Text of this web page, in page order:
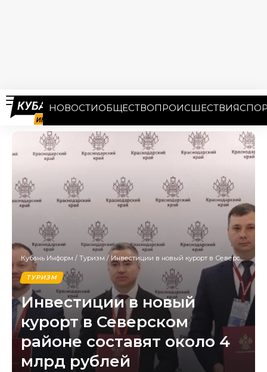
НОВОСТИОБЩЕСТВОПРОИСШЕСТВИЯ
Кубань Информ / Туризм / Инвестиции в новый курорт в Северском районе составят около 4 млрд рублей
ТУРИЗМ
Инвестиции в новый
курорт в Северском
районе составят около 4
млрд рублей